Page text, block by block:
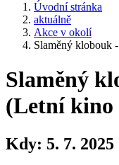
Úvodní stránka
aktuálně
Akce v okolí
Slaměný klobouk
Slaměný
(Letní kino
Kdy: 5. 7.